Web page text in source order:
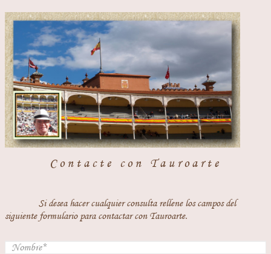
Contacte con Tauroarte
Si desea hacer cualquier consulta rellene los campos del
siguiente formulario para contactar con Tauroarte.